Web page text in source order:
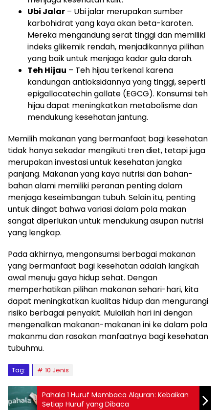
Ubi Jalar – Ubi jalar merupakan sumber
karbohidrat yang kaya akan beta-karoten.
Mereka mengandung serat tinggi dan memiliki
indeks glikemik rendah, menjadikannya pilihan
yang baik untuk menjaga kadar gula darah.
Teh Hijau – Teh hijau terkenal karena
kandungan antioksidannya yang tinggi, seperti
epigallocatechin gallate (EGCG). Konsumsi teh
hijau dapat meningkatkan metabolisme dan
mendukung kesehatan jantung.
Memilih makanan yang bermanfaat bagi kesehatan
tidak hanya sekadar mengikuti tren diet, tetapi juga
merupakan investasi untuk kesehatan jangka
panjang. Makanan yang kaya nutrisi dan bahan-
bahan alami memiliki peranan penting dalam
menjaga keseimbangan tubuh. Selain itu, penting
untuk diingat bahwa variasi dalam pola makan
sangat diperlukan untuk mendukung asupan nutrisi
yang lengkap.
Pada akhirnya, mengonsumsi berbagai makanan
yang bermanfaat bagi kesehatan adalah langkah
awal menuju gaya hidup sehat. Dengan
memperhatikan pilihan makanan sehari-hari, kita
dapat meningkatkan kualitas hidup dan mengurangi
risiko berbagai penyakit. Mulailah hari ini dengan
mengenalkan makanan-makanan ini ke dalam pola
makanmu dan rasakan manfaatnya bagi kesehatan
tubuhmu.
Tag: 10 Jenis
Pahala 1 Huruf Membaca Alquran: Kebaikan
Setiap Huruf yang Dibaca